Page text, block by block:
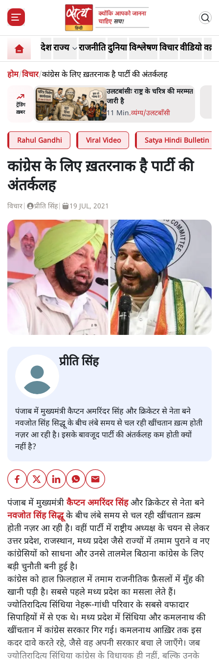
देशराज्य राजनीतिदुनियाविश्लेषणविचारवीडियो
होम/विचार/कांग्रेस के लिए ख़तरनाक है पार्टी की अंतर्कलह
ट्रेंडिंग
ख़बर
उलटबांसीः राष्ट्र के चरित्र की मरम्मत
जारी है
11 Min.व्यंग्य/उलटबाँसी
Rahul Gandhi Viral Video Satya Hindi Bulletin
कांग्रेस के लिए ख़तरनाक है पार्टी की
अंतर्कलह
विचार प्रीति सिंह| 19 JUL, 2021
प्रीति सिंह
पंजाब में मुख्यमंत्री कैप्टन अमरिंदर सिंह और क्रिकेटर से नेता बने
नवजोत सिंह सिद्धू के बीच लंबे समय से चल रही खींचतान ख़त्म होती
नज़र आ रही है। इसके बावजूद पार्टी की अंतर्कलह कम होती क्यों
नहीं है?
पंजाब में मुख्यमंत्री कैप्टन अमरिंदर सिंहऔर क्रिकेटर से नेता बने
नवजोत सिंह सिद्धूके बीच लंबे समय से चल रही खींचतान ख़त्म
होती नज़र आ रही है। वहीं पार्टी में राष्ट्रीय अध्यक्ष के चयन से लेकर
उत्तर प्रदेश, राजस्थान, मध्य प्रदेश जैसे राज्यों में तमाम पुराने व नए
कांग्रेसियों को साधना और उनसे तालमेल बिठाना कांग्रेस के लिए
बड़ी चुनौती बनी हुई है।
कांग्रेस को हाल फ़िलहाल में तमाम राजनीतिक फ़ैसलों में मुँह की
खानी पड़ी है। सबसे पहले मध्य प्रदेश का मसला लेते हैं।
ज्योतिरादित्य सिंधिया नेहरू-गांधी परिवार के सबसे वफादार
सिपाहियों में से एक थे। मध्य प्रदेश में सिंधिया और कमलनाथ की
खींचतान में कांग्रेस सरकार गिर गई। कमलनाथ आख़िर तक इस
कदर दावे करते रहे, जैसे वह अपनी सरकार बचा ले जाएँगे। जब
ज्योतिरादित्य सिंधिया कांग्रेस के विधायक ही नहीं, बल्कि उनके